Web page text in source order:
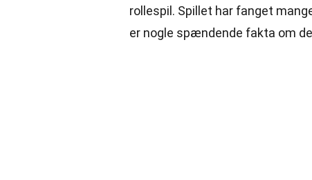
rollespil. Spillet har fanget
er nogle spændende fakta om